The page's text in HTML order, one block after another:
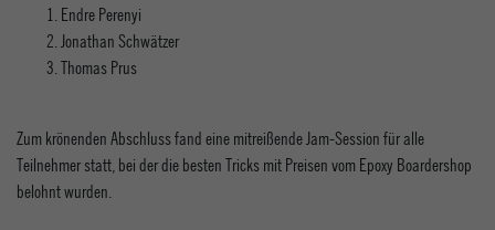
Endre Perenyi
Jonathan Schwätzer
Thomas Prus
Zum krönenden Abschluss fand eine mitreißende Jam-Session für alle
Teilnehmer statt, bei der die besten Tricks mit Preisen vom Epoxy Boardershop
belohnt wurden.